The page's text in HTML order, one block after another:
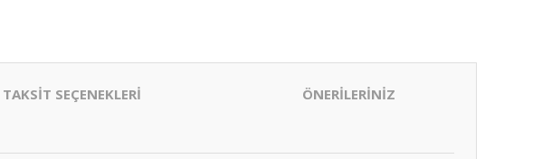
TAKSİT SEÇENEKLERİ ÖNERİLERİNİZ